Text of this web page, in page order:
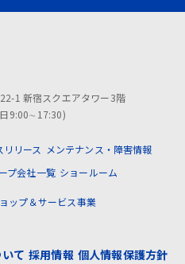
1 新宿スクエアタワー3階
9:00∼17:30)
リリース
メンテナンス・障害情報
プ会社一覧 ショールーム
ップ＆サービス事業
て 採用情報 個人情報保護方針